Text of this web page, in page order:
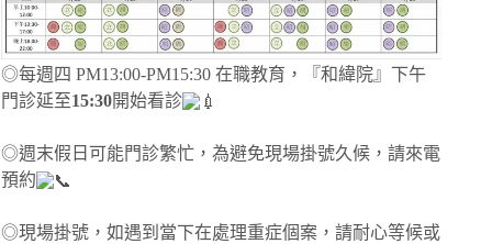
◎每週四 PM13:00-PM15:30 在職教育，『和緯院』下午
門診延至15:30開始看診
◎週末假日可能門診繁忙，為避免現場掛號久候，請來電
預約
◎現場掛號，如遇到當下在處理重症個案，請耐心等候或